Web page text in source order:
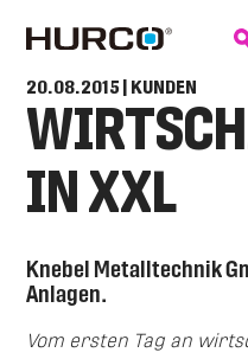
20.08.2015 | KUNDEN
IN XXL
Knebel Metalltechnik
Anlagen.
Vom ersten Tag an